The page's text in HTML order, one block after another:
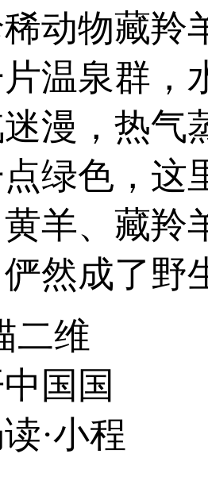
动物藏羚
温泉群，
漫，热气
绿色，这
羊、藏羚
然成了野